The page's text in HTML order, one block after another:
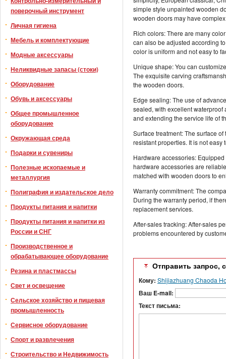
поверочный инструмент
Личная гигиена
Мебель и комплектующие
Модные аксессуары
Неликвидные запасы (стоки)
Оборудование
Обувь и аксессуары
Общее промышленное
оборудование
Окружающая среда
Подарки и сувениры
Полезные ископаемые и
металлургия
Полиграфия и издательское дело
Продукты питания и напитки
Продукты питания и напитки из
России и СНГ
Производственное и
обрабатывающее оборудование
Резина и пластмассы
Свет и освещение
Сельское хозяйство и пищевая
промышленность
Сервисное оборудование
Спорт и развлечения
Строительство и Недвижимость
simple style unpainted wooden
wooden doors may have
Rich colors: There are many
can also be adjusted according
color is uniform and not easy to
Unique shape: You can
The exquisite carving
the wooden doors.
Edge sealing: The use of
sealed, with excellent waterproof
and extending the service life of
Surface treatment: The surface
resistant properties. It is not
Hardware accessories:
hardware accessories are
matched with wooden doors to
Warranty commitment: The
During the warranty period, if
replacement services.
After-sales tracking: After-sales
problems encountered by
Отправить запрос,
Кому: Shijiazhuang Chaoda
Ваш E-mail:
Текст письма: